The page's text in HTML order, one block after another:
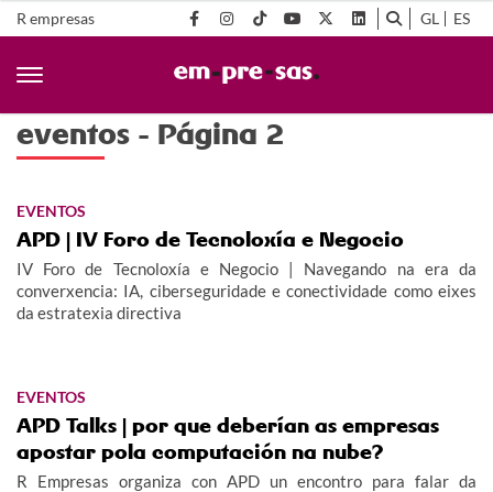
R empresas GL ES
eventos - Página 2
EVENTOS
APD | IV Foro de Tecnoloxía e Negocio
IV Foro de Tecnoloxía e Negocio | Navegando na era da
converxencia: IA, ciberseguridade e conectividade como eixes
da estratexia directiva
EVENTOS
APD Talks | por que deberían as empresas
apostar pola computación na nube?
R Empresas organiza con APD un encontro para falar da